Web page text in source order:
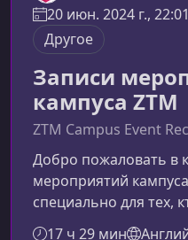
20 июн. 2024 г., 22:01
Другое
Записи
кампуса ZTM
ZTM Campus Event
Добро пожаловать в
мероприятий
специально для тех,
встречу вживую, но
17 ч 29 мин